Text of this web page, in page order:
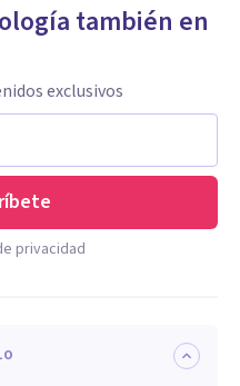
también en
exclusivos
privacidad